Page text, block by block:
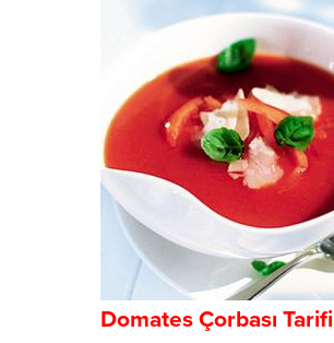
Domates Çorbası Tarifi